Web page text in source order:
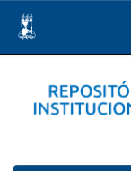
navigation